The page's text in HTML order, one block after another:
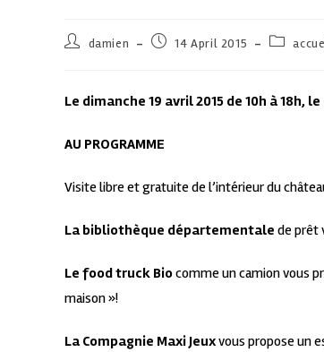
damien 14 April 2015
Le dimanche 19 avril 2015 de 10h à 18h,
AU PROGRAMME
Visite libre et gratuite de l’intérieur du
La bibliothèque départementale de prêt
Le food truck Biocomme un camion vous
maison »!
La Compagnie Maxi Jeuxvous propose un